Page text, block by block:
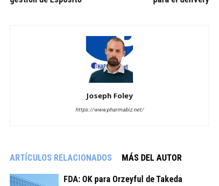
Joseph Foley
https://www.pharmabiz.net/
ARTÍCULOS RELACIONADOS MÁS DEL AUTOR
FDA: OK para Orzeyful de Takeda